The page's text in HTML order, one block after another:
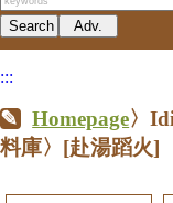
:::
Homepage〉
料庫〉 [赴湯蹈火]